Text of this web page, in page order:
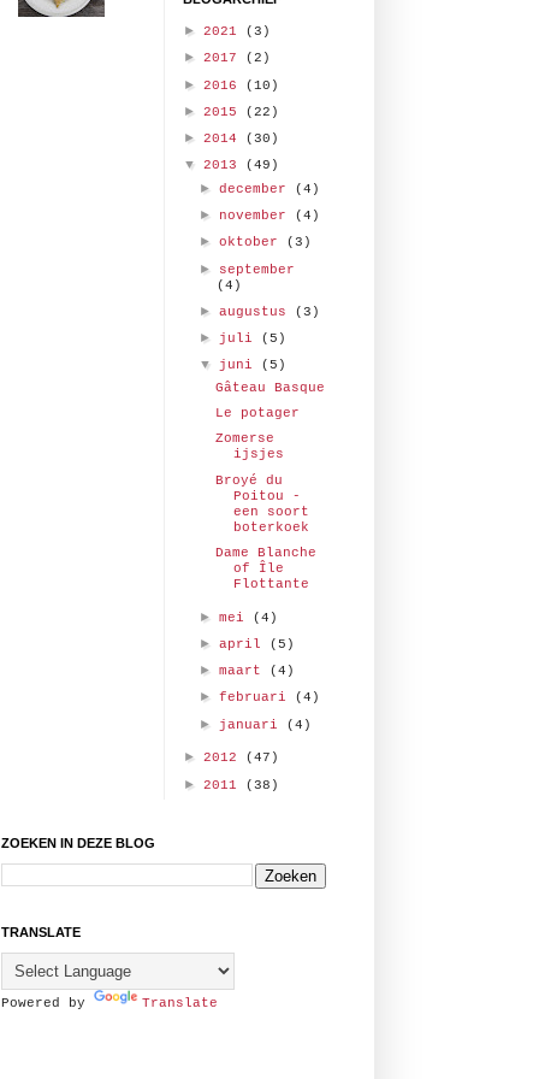
► 2021 (3)
► 2017 (2)
► 2016 (10)
► 2015 (22)
► 2014 (30)
▼ 2013 (49)
►december (4)
► november (4)
►oktober (3)
► september
(4)
►augustus (3)
► juli (5)
▼ juni (5)
Gâteau Basque
Le potager
Zomerse
ijsjes
Broyé du
Poitou -
een soort
boterkoek
Dame Blanche
of Île
Flottante
►mei (4)
►april (5)
►maart (4)
►februari (4)
► januari (4)
► 2012 (47)
► 2011 (38)
ZOEKEN IN DEZE BLOG
TRANSLATE
Powered by Translate